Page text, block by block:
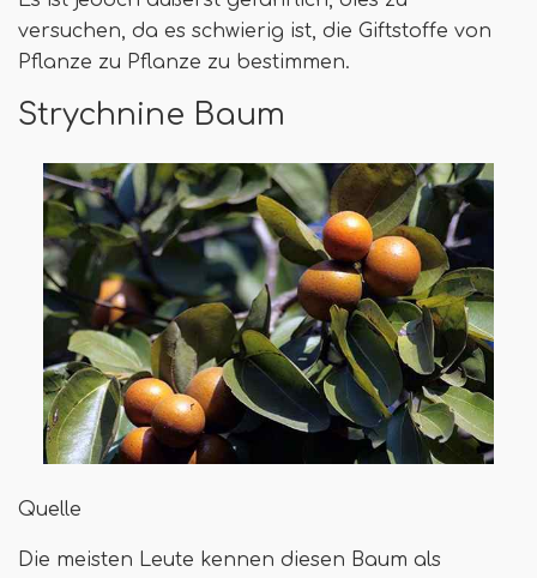
versuchen, da es schwierig ist, die Giftstoffe von
Pflanze zu Pflanze zu bestimmen.
Strychnine Baum
Quelle
Die meisten Leute kennen diesen Baum als